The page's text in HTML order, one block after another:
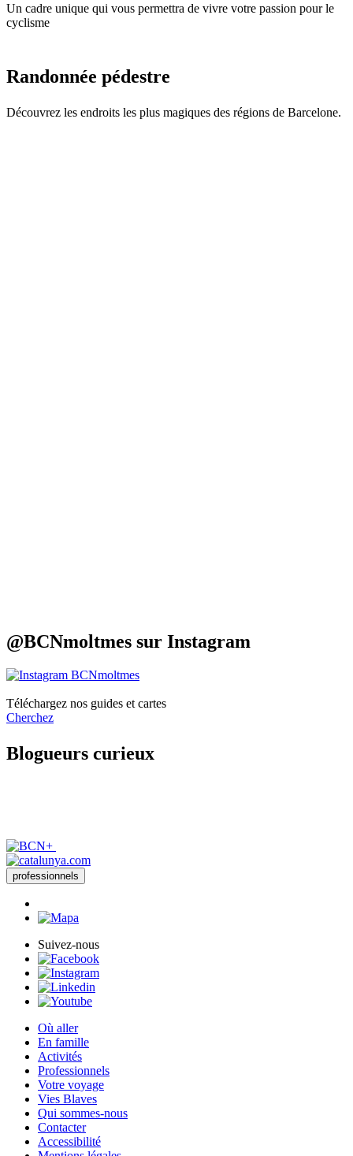
Un cadre unique qui vous permettra de vivre votre passion pour le
cyclisme
Randonnée pédestre
Découvrez les endroits les plus magiques des régions de Barcelone.
@BCNmoltmes sur Instagram
Téléchargez nos guides et cartes
Cherchez
Blogueurs curieux
professionnels
Suivez-nous
Où aller
En famille
Activités
Professionnels
Votre voyage
Vies Blaves
Qui sommes-nous
Contacter
Accessibilité